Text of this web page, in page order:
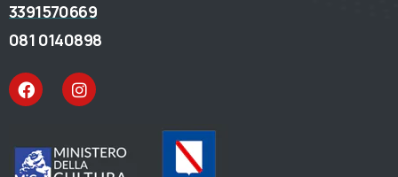
3391570669
081 0140898